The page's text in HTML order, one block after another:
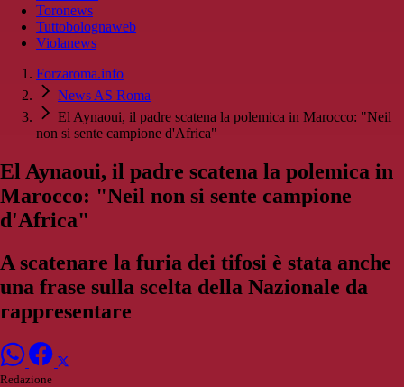
Toronews
Tuttobolognaweb
Violanews
Forzaroma.info
News AS Roma
El Aynaoui, il padre scatena la polemica in Marocco: "Neil
non si sente campione d'Africa"
El Aynaoui, il padre scatena la polemica in
Marocco: "Neil non si sente campione
d'Africa"
A scatenare la furia dei tifosi è stata anche
una frase sulla scelta della Nazionale da
rappresentare
Redazione